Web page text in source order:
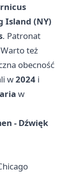
Island (NY)
. Patronat
też
obecność
w2024 i
w
- Dźwięk